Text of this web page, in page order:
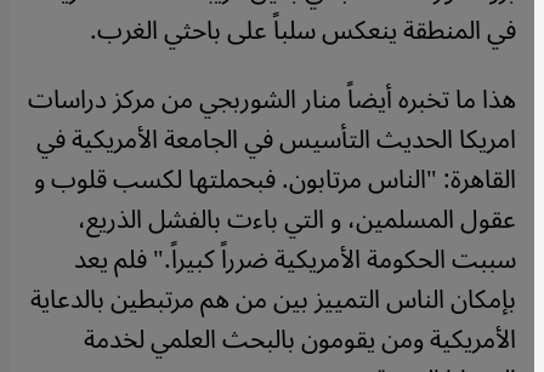
في المنطقة ينعكس سلباً على باحثي الغرب.
هذا ما تخبره أيضاً منار الشوربجي من مركز دراسات
امريكا الحديث التأسيس في الجامعة الأمريكية في
القاهرة: "الناس مرتابون. فبحملتها لكسب قلوب و
عقول المسلمين، و التي باءت بالفشل الذريع،
سببت الحكومة الأمريكية ضرراً كبيراً." فلم يعد
بإمكان الناس التمييز بين من هم مرتبطين بالدعاية
الأمريكية ومن يقومون بالبحث العلمي لخدمة